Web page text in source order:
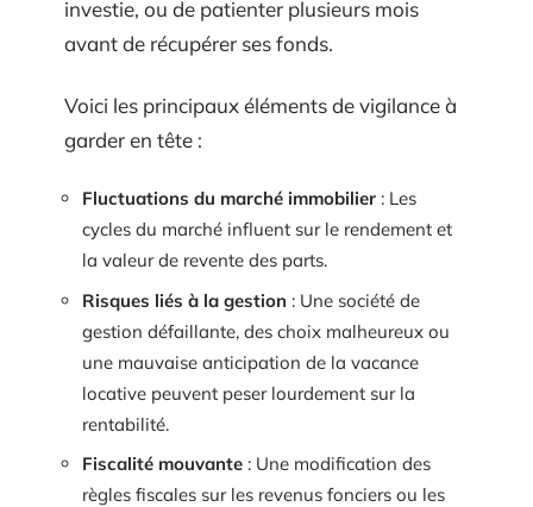
investie, ou de patienter plusieurs mois
avant de récupérer ses fonds.
Voici les principaux éléments de vigilance à
garder en tête :
Fluctuations du marché immobilier : Les
cycles du marché influent sur le rendement et
la valeur de revente des parts.
Risques liés à la gestion : Une société de
gestion défaillante, des choix malheureux ou
une mauvaise anticipation de la vacance
locative peuvent peser lourdement sur la
rentabilité.
Fiscalité mouvante : Une modification des
règles fiscales sur les revenus fonciers ou les